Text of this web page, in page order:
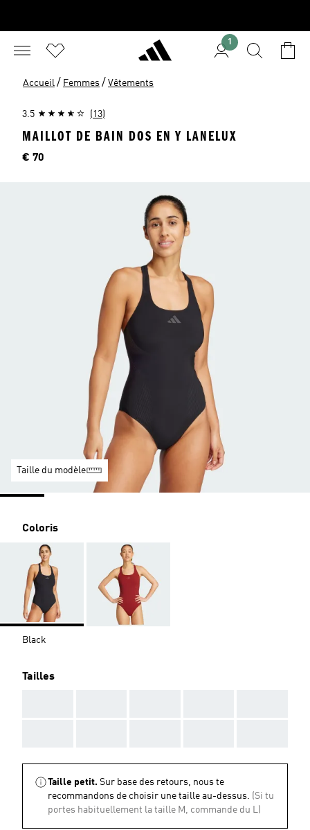
1
Accueil / Femmes / Vêtements
3.5 (13)
MAILLOT DE BAIN DOS EN Y LANELUX
Price
€ 70
Taille du modèle
Coloris
Black
Tailles
Taille petit. Sur base des retours, nous te
recommandons de choisir une taille au-dessus. (Si tu
portes habituellement la taille M, commande du L)